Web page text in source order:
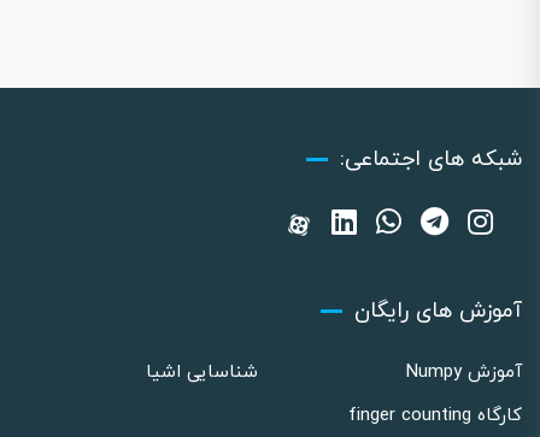
شبکه های اجتماعی:
آموزش های رایگان
آموزش Numpy
شناسایی اشیا
کارگاه finger counting